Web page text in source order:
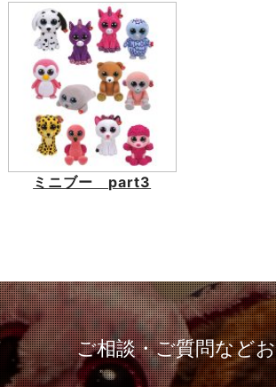
ミニブー part3
ご相談・ご質問など